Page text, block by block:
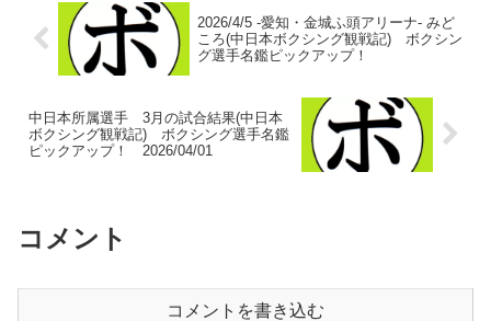
2026/4/5 -愛知・金城ふ頭アリーナ- みど
ころ(中日本ボクシング観戦記) ボクシン
グ選手名鑑ピックアップ！
中日本所属選手 3月の試合結果(中日本
ボクシング観戦記) ボクシング選手名鑑
ピックアップ！ 2026/04/01
コメント
コメントを書き込む